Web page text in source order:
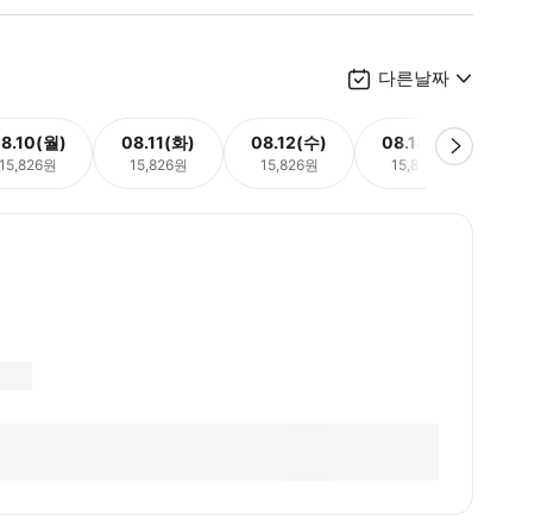
다른날짜
월)
15,826원
08.11(화)
15,826원
08.12(수)
15,826원
08.13(목)
15,826원